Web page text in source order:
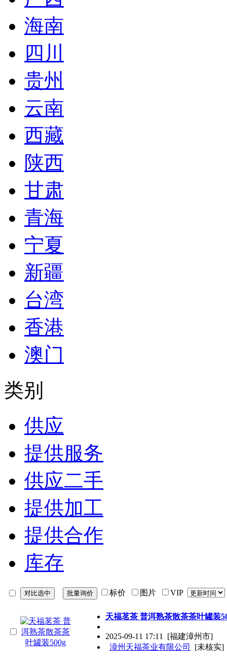
海南
四川
贵州
云南
西藏
陕西
甘肃
青海
宁夏
新疆
台湾
香港
澳门
类别
供应
提供服务
供应二手
提供加工
提供合作
库存
标价 图片 VIP
天福茗茶 普洱熟茶散茶茶叶罐装
2025-09-11 17:11 [福建漳州市]
漳州天福茶业有限公司
[未核实]